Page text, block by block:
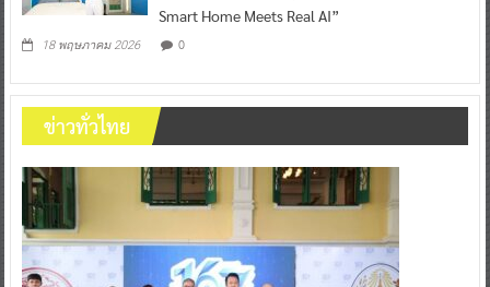
Smart Home Meets Real AI”
18 พฤษภาคม 2026 0
ข่าวทั่วไทย